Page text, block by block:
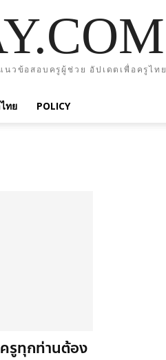
วข้อสอบครูผู้ช่วย อัปเดตเพื่อครูไท
ทย POLICY
รูทุกท่านต้อง